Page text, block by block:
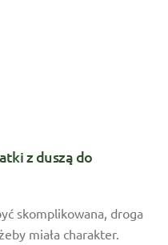
z duszą do
skomplikowana, droga
miała charakter.